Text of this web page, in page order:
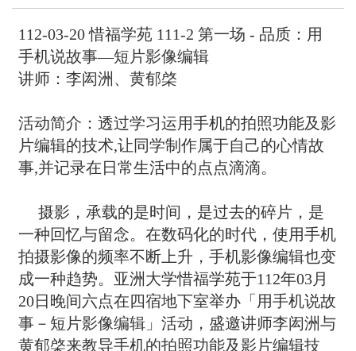
112-03-20 惜福学苑 111-2 第一场 - 品质：用
手机说故事—短片影像编辑
讲师：李闳洲、黄郁棨
活动简介：透过学习运用手机的拍照功能及影
片编辑的技术,让同学制作属于自己的心情故
事,并记录在日常生活中的点点滴滴。
摄影，承载的是时间，是过去的碎片，是
一种回忆与留念。在数码化的时代，使用手机
拍摄影像的频率不断上升，手机影像编辑也变
成一种趋势。亚洲大学惜福学苑于112年03月
20日晚间六点在四宿地下室举办「用手机说故
事－短片影像编辑」活动，盛邀讲师李闳洲与
黄郁棨来教导手机的拍照功能及影片编辑技